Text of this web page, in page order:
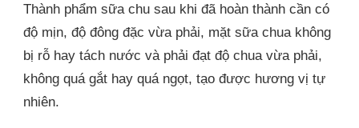
Thành phẩm sữa chu sau khi đã hoàn thành cần có
độ mịn, độ đông đặc vừa phải, mặt sữa chua không
bị rỗ hay tách nước và phải đạt độ chua vừa phải,
không quá gắt hay quá ngọt, tạo được hương vị tự
nhiên.